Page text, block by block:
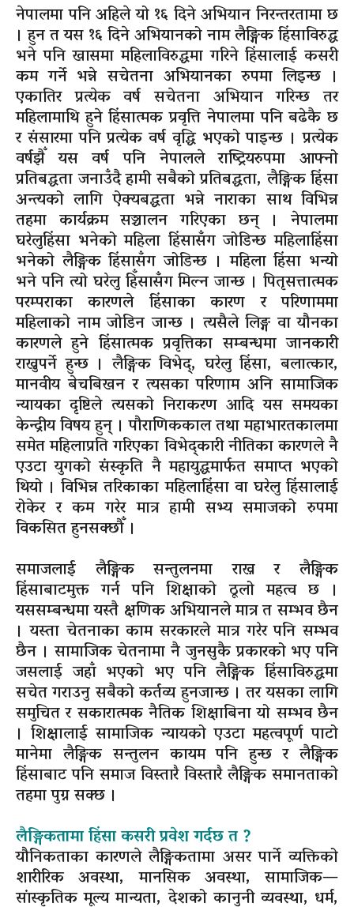
नेपालमा पनि अहिले यो १६ दिने अभियान निरन्तरतामा छ
। हुन त यस १६ दिने अभियानको नाम लैङ्गिक हिंसाविरुद्ध
भने पनि खासमा महिलाविरुद्धमा गरिने हिंसालाई कसरी
कम गर्ने भन्ने सचेतना अभियानका रुपमा लिइन्छ ।
एकातिर प्रत्येक वर्ष सचेतना अभियान गरिन्छ तर
महिलामाथि हुने हिंसात्मक प्रवृत्ति नेपालमा पनि बढेकै छ
र संसारमा पनि प्रत्येक वर्ष वृद्धि भएको पाइन्छ । प्रत्येक
वर्षझैँ यस वर्ष पनि नेपालले राष्ट्रियरुपमा आफ्नो
प्रतिबद्धता जनाउँदै हामी सबैको प्रतिबद्धता, लैङ्गिक हिंसा
अन्त्यको लागि ऐक्यबद्धता भन्ने नाराका साथ विभिन्न
तहमा कार्यक्रम सञ्चालन गरिएका छन् । नेपालमा
घरेलुहिंसा भनेको महिला हिंसासँग जोडिन्छ महिलाहिंसा
भनेको लैङ्गिक हिंसासँग जोडिन्छ । महिला हिंसा भन्यो
भने पनि त्यो घरेलु हिँसासँग मिल्न जान्छ । पितृसत्तात्मक
परम्पराका कारणले हिंसाका कारण र परिणाममा
महिलाको नाम जोडिन जान्छ । त्यसैले लिङ्ग वा यौनका
कारणले हुने हिंसात्मक प्रवृत्तिका सम्बन्धमा जानकारी
राख्नुपर्ने हुन्छ । लैङ्गिक विभेद्, घरेलु हिंसा, बलात्कार,
मानवीय बेचबिखन र त्यसका परिणाम अनि सामाजिक
न्यायका दृष्टिले त्यसको निराकरण आदि यस समयका
केन्द्रीय विषय हुन् । पौराणिककाल तथा महाभारतकालमा
समेत महिलाप्रति गरिएका विभेद्कारी नीतिका कारणले नै
एउटा युगको संस्कृति नै महायुद्धमार्फत समाप्त भएको
थियो । विभिन्न तरिकाका महिलाहिंसा वा घरेलु हिंसालाई
रोकेर र कम गरेर मात्र हामी सभ्य समाजको रुपमा
विकसित हुनसक्छौँ ।
समाजलाई लैङ्गिक सन्तुलनमा राख्न र लैङ्गिक
हिंसाबाटमुक्त गर्न पनि शिक्षाको ठूलो महत्व छ ।
यससम्बन्धमा यस्तै क्षणिक अभियानले मात्र त सम्भव छैन
। यस्ता चेतनाका काम सरकारले मात्र गरेर पनि सम्भव
छैन । सामाजिक चेतनामा नै जुनसुकै प्रकारको भए पनि
जसलाई जहाँ भएको भए पनि लैङ्गिक हिंसाविरुद्धमा
सचेत गराउनु सबैको कर्तव्य हुनजान्छ । तर यसका लागि
समुचित र सकारात्मक नैतिक शिक्षाबिना यो सम्भव छैन
। शिक्षालाई सामाजिक न्यायको एउटा महत्वपूर्ण पाटो
मानेमा लैङ्गिक सन्तुलन कायम पनि हुन्छ र लैङ्गिक
हिंसाबाट पनि समाज विस्तारै विस्तारै लैङ्गिक समानताको
तहमा पुग्न सक्छ ।
लैङ्गिकतामा हिंसा कसरी प्रवेश गर्दछ त ?
यौनिकताका कारणले लैङ्गिकतामा असर पार्ने व्यक्तिको
शारीरिक अवस्था, मानसिक अवस्था, सामाजिक—
सांस्कृतिक मूल्य मान्यता, देशको कानुनी व्यवस्था, धर्म,